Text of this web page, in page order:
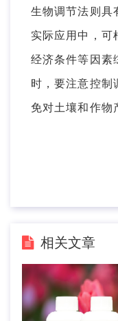
生物调节法则具
实际应用中，可
经济条件等因素
时，要注意控制
免对土壤和作物
相关文章